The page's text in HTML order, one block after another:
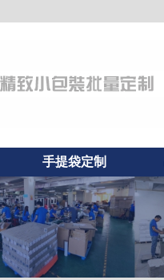
手提袋定制